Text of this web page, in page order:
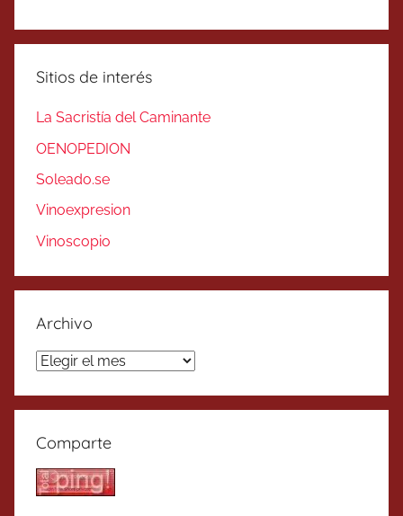
Sitios de interés
La Sacristía del Caminante
OENOPEDION
Soleado.se
Vinoexpresion
Vinoscopio
Archivo
Archivo
Comparte